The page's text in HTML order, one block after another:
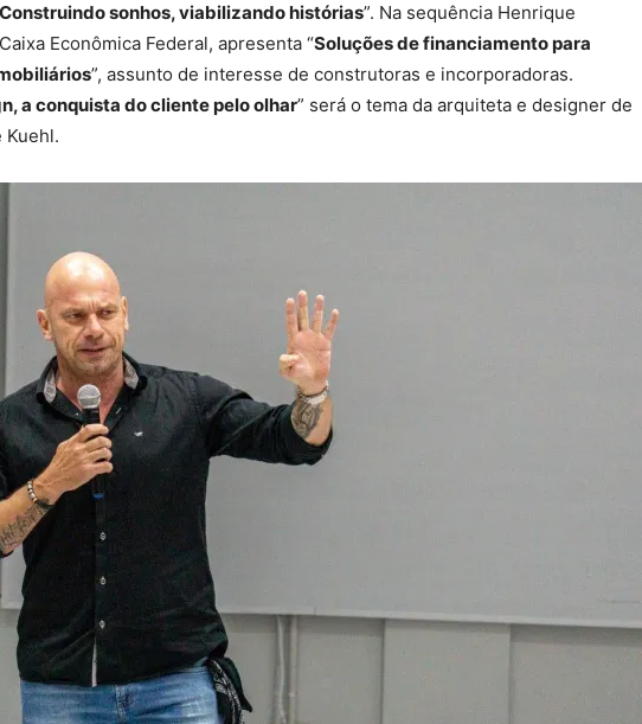
Construindo sonhos, viabilizando histórias”. Na sequência Henrique
Econômica Federal, apresenta “Soluções de financiamento para
”, assunto de interesse de construtoras e incorporadoras.
a conquista do cliente pelo olhar” será o tema da arquiteta e designer de